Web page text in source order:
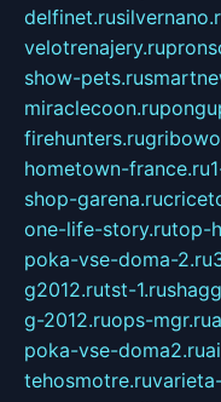
delfinet.ru
velotrenajery.ru
show-pets.ru
miraclecoon.ru
firehunters.ru
hometown-france.ru
shop-garena.ru
one-life-story.rutop-
poka-vse-doma-2.ru
g2012.rutst-1.ru
g-2012.ruops-mgr.ru
poka-vse-doma2.ru
tehosmotre.ru